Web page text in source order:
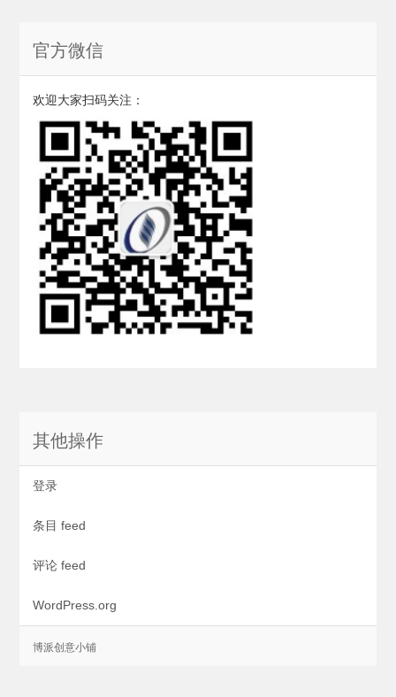
官方微信
欢迎大家扫码关注：
其他操作
登录
条目 feed
评论 feed
WordPress.org